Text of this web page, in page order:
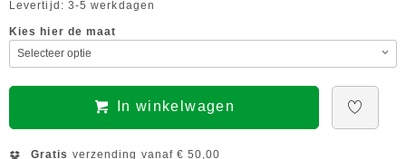
Levertijd: 3-5 werkdagen
Kies hier de maat
In winkelwagen
Gratis verzending vanaf € 50,00